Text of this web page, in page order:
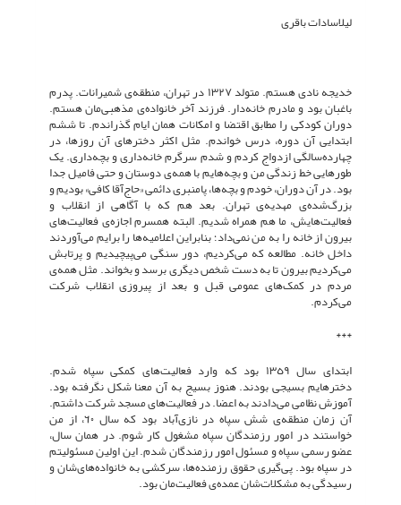
لیلاسادات باقری
خدیجه نادی هستم. متولد ١٣٢٧ در تهران، منطقه‌ی شمیرانات. پدرم
باغبان بود و مادرم خانه‌دار. فرزند آخر خانواده‌ی مذهبی‌مان هستم.
دوران کودکی را مطابق اقتضا و امکانات همان ایام گذراندم. تا ششم
ابتدایی آن دوره، درس خواندم. مثل اکثر دخترهای آن روزها، در
چهارده‌سالگی ازدواج کردم و شدم سرگرم خانه‌داری و بچه‌داری. یک
طورهایی خط زندگی من و بچه‌هایم با همه‌ی دوستان و حتی فامیل جدا
بود. در آن دوران، خودم و بچه‌ها، پامنبری دائمی «حاج‌آقا کافی» بودیم و
بزرگ‌شده‌ی مهدیه‌ی تهران. بعد هم که با آگاهی از انقلاب و
فعالیت‌هایش، ما هم همراه شدیم. البته همسرم اجازه‌ی فعالیت‌های
بیرون از خانه را به من نمی‌داد؛ بنابراین اعلامیه‌ها را برایم می‌آوردند
داخل خانه. مطالعه که می‌کردیم، دور سنگی می‌پیچیدیم و پرتابش
می‌کردیم بیرون تا به دست شخص دیگری برسد و بخواند. مثل همه‌ی
مردم در کمک‌های عمومی قبل و بعد از پیروزی انقلاب شرکت
می‌کردم.
***
ابتدای سال ١٣٥٩ بود که وارد فعالیت‌های کمکی سپاه شدم.
دخترهایم بسیجی بودند. هنوز بسیج به آن معنا شکل نگرفته بود.
آموزش نظامی می‌دادند به اعضا. در فعالیت‌های مسجد شرکت داشتم.
آن زمان منطقه‌ی شش سپاه در نازی‌آباد بود که سال ٦٠، از من
خواستند در امور رزمندگان سپاه مشغول کار شوم. در همان سال،
عضو رسمی سپاه و مسئول امور رزمندگان شدم. این اولین مسئولیتم
در سپاه بود. پی‌گیری حقوق رزمنده‌ها، سرکشی به خانواده‌های‌شان و
رسیدگی به مشکلات‌شان عمده‌ی فعالیت‌مان بود.